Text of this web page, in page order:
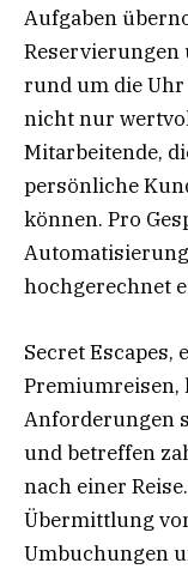
Aufgaben
Reservierungen
rund um die Uhr
nicht nur
Mitarbeitende,
persönliche
können. Pro
hochgerechnet
Secret
Premiumreisen,
Anforderungen
und betreffen
nach einer
Übermittlung
Umbuchungen